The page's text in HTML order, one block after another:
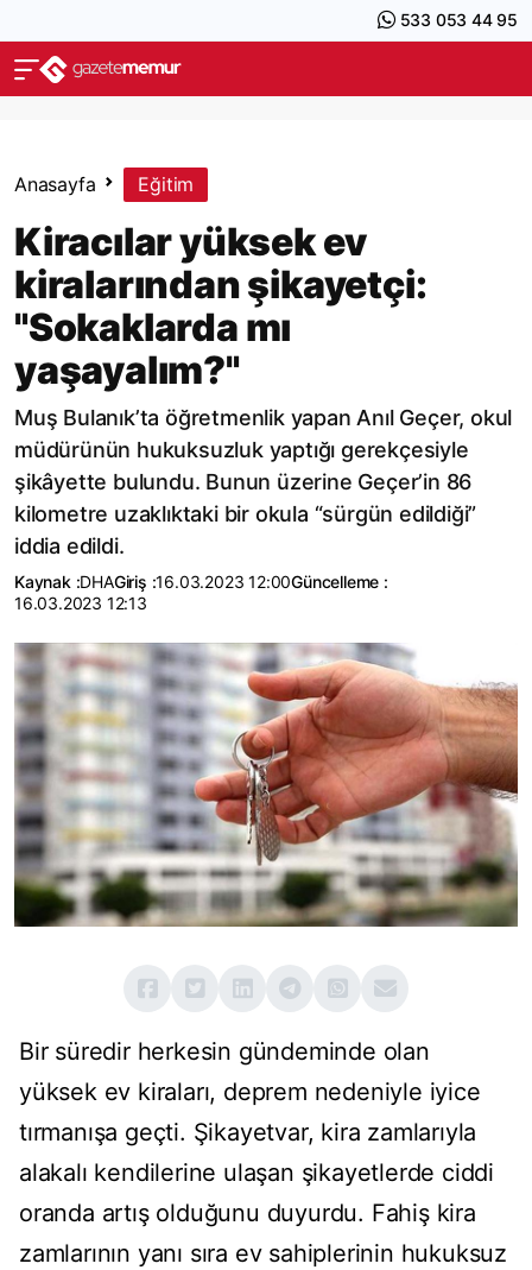
533 053 44 95
Anasayfa Eğitim
Kiracılar yüksek ev
kiralarından şikayetçi:
"Sokaklarda mı
yaşayalım?"
Muş Bulanık’ta öğretmenlik yapan Anıl Geçer, okul
müdürünün hukuksuzluk yaptığı gerekçesiyle
şikâyette bulundu. Bunun üzerine Geçer’in 86
kilometre uzaklıktaki bir okula “sürgün edildiği”
iddia edildi.
Kaynak :DHAGiriş :16.03.2023 12:00Güncelleme :
16.03.2023 12:13
Bir süredir herkesin gündeminde olan
yüksek ev kiraları, deprem nedeniyle iyice
tırmanışa geçti. Şikayetvar, kira zamlarıyla
alakalı kendilerine ulaşan şikayetlerde ciddi
oranda artış olduğunu duyurdu. Fahiş kira
zamlarının yanı sıra ev sahiplerinin hukuksuz